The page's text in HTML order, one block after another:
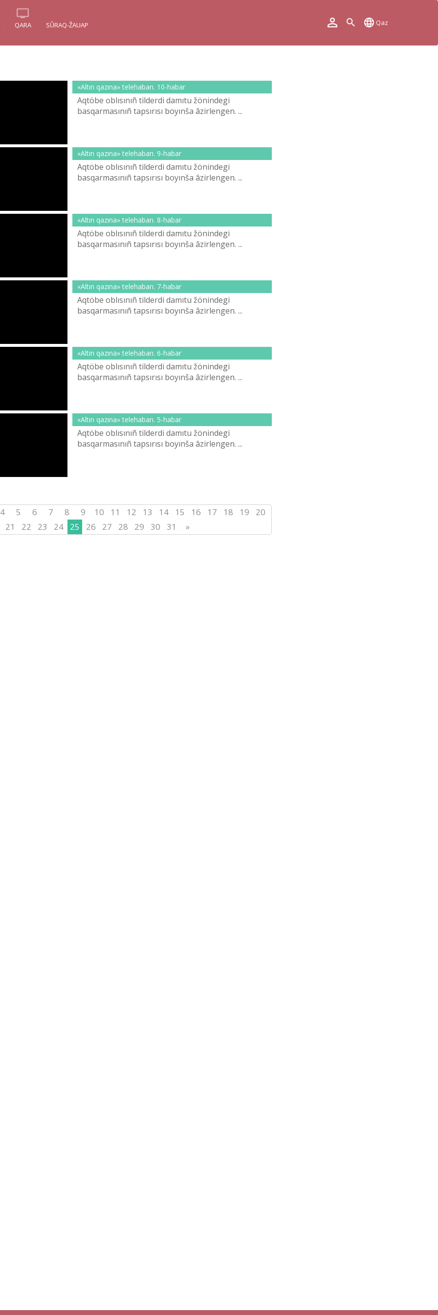
QARA SÛRAQ-ŽAUAP Qaz
«Altın qazına» telehabarı. 10-habar
Aqtöbe oblısınıñ tіlderdі damıtu žönіndegі
basqarmasınıñ tapsırısı boyınša âzіrlengen. ...
«Altın qazına» telehabarı. 9-habar
Aqtöbe oblısınıñ tіlderdі damıtu žönіndegі
basqarmasınıñ tapsırısı boyınša âzіrlengen. ...
«Altın qazına» telehabarı. 8-habar
Aqtöbe oblısınıñ tіlderdі damıtu žönіndegі
basqarmasınıñ tapsırısı boyınša âzіrlengen. ...
«Altın qazına» telehabarı. 7-habar
Aqtöbe oblısınıñ tіlderdі damıtu žönіndegі
basqarmasınıñ tapsırısı boyınša âzіrlengen. ...
«Altın qazına» telehabarı. 6-habar
Aqtöbe oblısınıñ tіlderdі damıtu žönіndegі
basqarmasınıñ tapsırısı boyınša âzіrlengen. ...
«Altın qazına» telehabarı. 5-habar
Aqtöbe oblısınıñ tіlderdі damıtu žönіndegі
basqarmasınıñ tapsırısı boyınša âzіrlengen. ...
4 5 6 7 8 9 10 11 12 13 14 15 16 17 18 19
20
21
22 23 24 25 26 27 28 29 30 31 »